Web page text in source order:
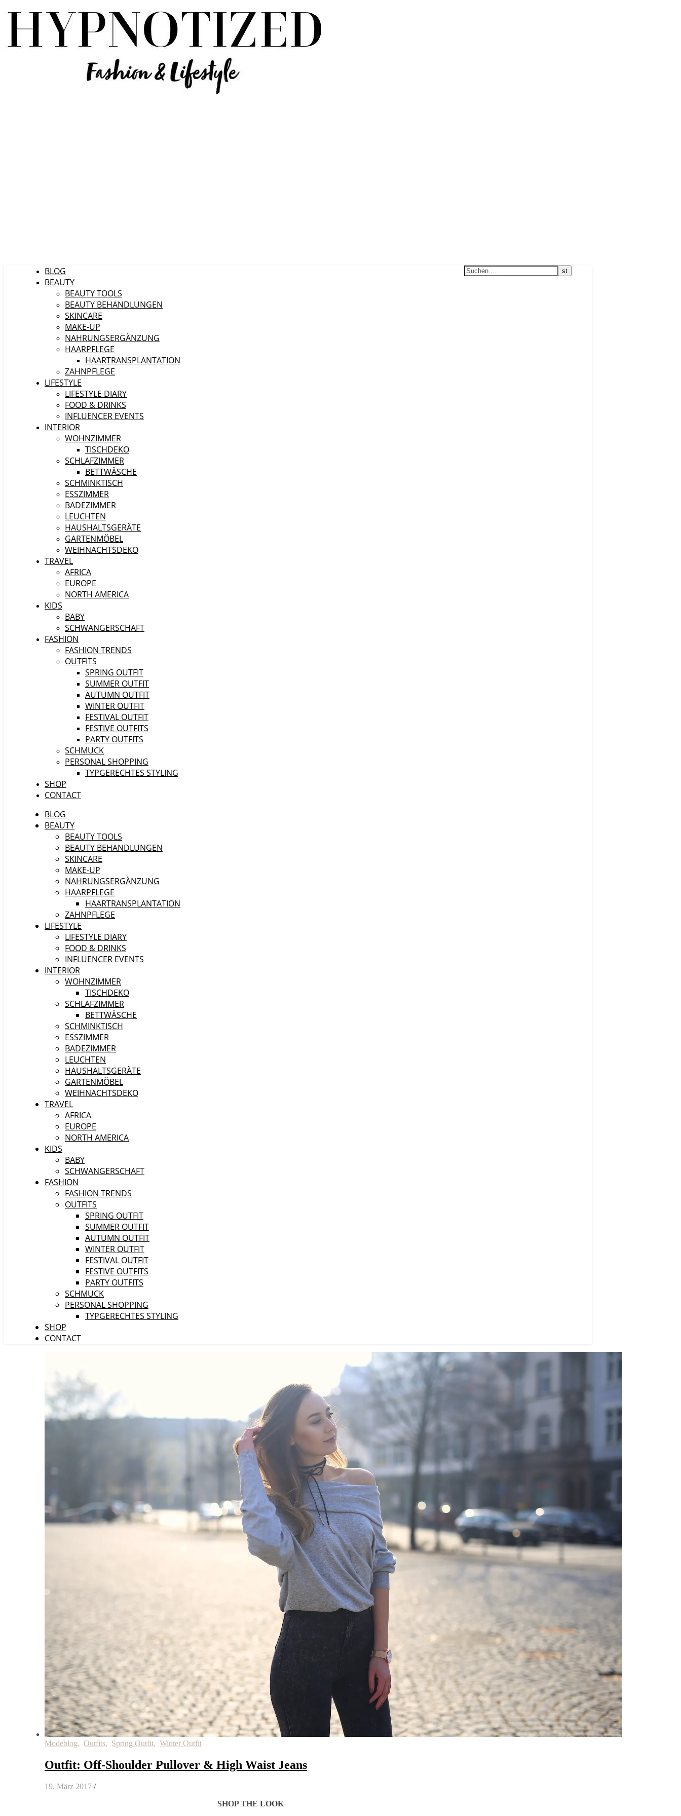
BLOG
BEAUTY
BEAUTY TOOLS
BEAUTY BEHANDLUNGEN
SKINCARE
MAKE-UP
NAHRUNGSERGÄNZUNG
HAARPFLEGE
HAARTRANSPLANTATION
ZAHNPFLEGE
LIFESTYLE
LIFESTYLE DIARY
FOOD & DRINKS
INFLUENCER EVENTS
INTERIOR
WOHNZIMMER
TISCHDEKO
SCHLAFZIMMER
BETTWÄSCHE
SCHMINKTISCH
ESSZIMMER
BADEZIMMER
LEUCHTEN
HAUSHALTSGERÄTE
GARTENMÖBEL
WEIHNACHTSDEKO
TRAVEL
AFRICA
EUROPE
NORTH AMERICA
KIDS
BABY
SCHWANGERSCHAFT
FASHION
FASHION TRENDS
OUTFITS
SPRING OUTFIT
SUMMER OUTFIT
AUTUMN OUTFIT
WINTER OUTFIT
FESTIVAL OUTFIT
FESTIVE OUTFITS
PARTY OUTFITS
SCHMUCK
PERSONAL SHOPPING
TYPGERECHTES STYLING
SHOP
CONTACT
BLOG
BEAUTY
BEAUTY TOOLS
BEAUTY BEHANDLUNGEN
SKINCARE
MAKE-UP
NAHRUNGSERGÄNZUNG
HAARPFLEGE
HAARTRANSPLANTATION
ZAHNPFLEGE
LIFESTYLE
LIFESTYLE DIARY
FOOD & DRINKS
INFLUENCER EVENTS
INTERIOR
WOHNZIMMER
TISCHDEKO
SCHLAFZIMMER
BETTWÄSCHE
SCHMINKTISCH
ESSZIMMER
BADEZIMMER
LEUCHTEN
HAUSHALTSGERÄTE
GARTENMÖBEL
WEIHNACHTSDEKO
TRAVEL
AFRICA
EUROPE
NORTH AMERICA
KIDS
BABY
SCHWANGERSCHAFT
FASHION
FASHION TRENDS
OUTFITS
SPRING OUTFIT
SUMMER OUTFIT
AUTUMN OUTFIT
WINTER OUTFIT
FESTIVAL OUTFIT
FESTIVE OUTFITS
PARTY OUTFITS
SCHMUCK
PERSONAL SHOPPING
TYPGERECHTES STYLING
SHOP
CONTACT
Modeblog, Outfits, Spring Outfit, Winter Outfit
Outfit: Off-Shoulder Pullover & High Waist Jeans
19. März 2017 /
SHOP THE LOOK